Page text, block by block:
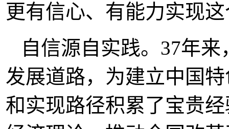
更有信心、有能力实现
自信源自实践。37年
发展道路，为建立中国
和实现路径积累了宝贵